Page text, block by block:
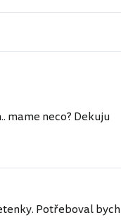
mame neco? Dekuju
Potřeboval bych